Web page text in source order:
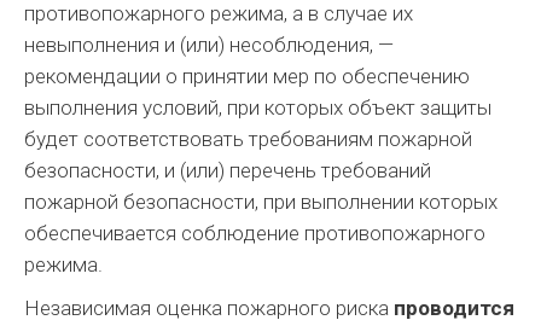
противопожарного режима, а в случае их
невыполнения и (или) несоблюдения, —
рекомендации о принятии мер по обеспечению
выполнения условий, при которых объект защиты
будет соответствовать требованиям пожарной
безопасности, и (или) перечень требований
пожарной безопасности, при выполнении которых
обеспечивается соблюдение противопожарного
режима.
Независимая оценка пожарного риска проводится